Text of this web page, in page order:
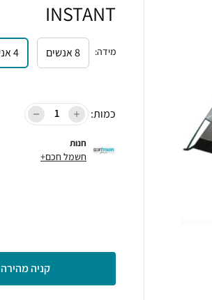
INSTANT
מידה: 8 אנשים 4 אנשים
כמות:
חנות
חשמל חכם+
קניה מהירה